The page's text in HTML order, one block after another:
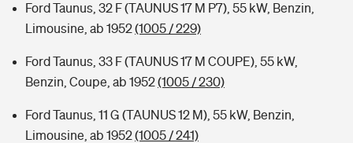
Ford Taunus, 32 F (TAUNUS 17 M P7), 55 kW, Benzin,
Limousine, ab 1952(1005 / 229)
Ford Taunus, 33 F (TAUNUS 17 M COUPE), 55 kW,
Benzin, Coupe, ab 1952(1005 / 230)
Ford Taunus, 11 G (TAUNUS 12 M), 55 kW, Benzin,
Limousine, ab 1952(1005 / 241)